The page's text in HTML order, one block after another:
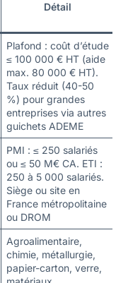
Détail
Plafond : coût d’étude
≤ 100 000 € HT (aide
max. 80 000 € HT).
Taux réduit (40-50
%) pour grandes
entreprises via autres
guichets ADEME
PMI : ≤ 250 salariés
ou ≤ 50 M€ CA. ETI :
250 à 5 000 salariés.
Siège ou site en
France métropolitaine
ou DROM
Agroalimentaire,
chimie, métallurgie,
papier-carton, verre,